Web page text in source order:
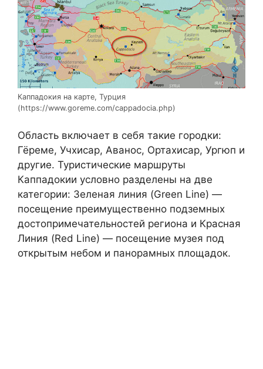
Каппадокия на карте, Турция
(https://www.goreme.com/cappadocia.php)
Область включает в себя такие городки:
Гёреме, Учхисар, Аванос, Ортахисар, Ургюп и
другие. Туристические маршруты
Каппадокии условно разделены на две
категории: Зеленая линия (Green Line) —
посещение преимущественно подземных
достопримечательностей региона и Красная
Линия (Red Line) — посещение музея под
открытым небом и панорамных площадок.